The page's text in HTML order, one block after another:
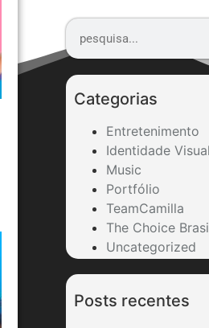
Categorias
Entretenimento
Identidade
Music
Portfólio
TeamCamilla
The Choice
Uncategorized
Posts recentes